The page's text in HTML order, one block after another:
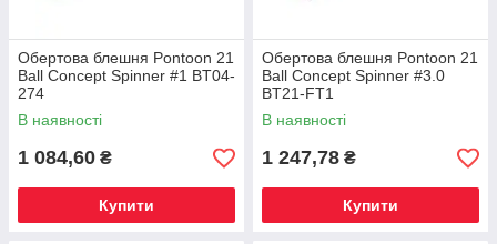
Обертова блешня Pontoon 21
Ball Concept Spinner #1 BT04-
274
В наявності
1 084,60 ₴
Купити
Обертова блешня Pontoon 21
Ball Concept Spinner #3.0
BT21-FT1
В наявності
1 247,78 ₴
Купити